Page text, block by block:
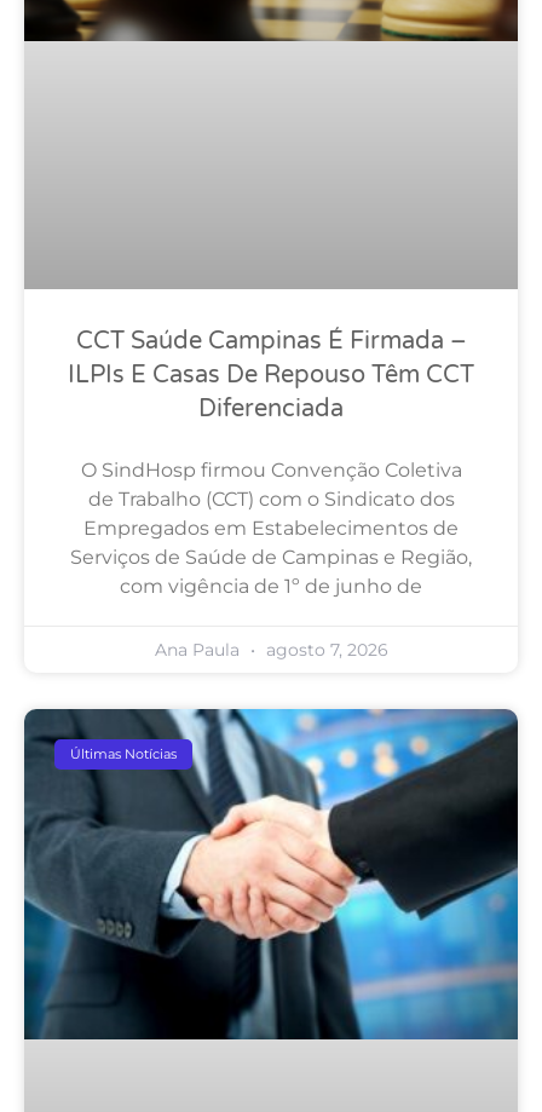
CCT Saúde Campinas É Firmada –
ILPIs E Casas De Repouso Têm CCT
Diferenciada
O SindHosp firmou Convenção Coletiva
de Trabalho (CCT) com o Sindicato dos
Empregados em Estabelecimentos de
Serviços de Saúde de Campinas e Região,
com vigência de 1º de junho de
Ana Paula agosto 7, 2026
Últimas Notícias